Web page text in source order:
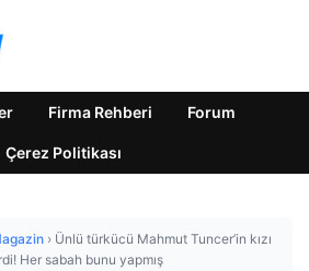
Firma Rehberi Forum
Çerez Politikası
› Ünlü türkücü Mahmut Tuncer’in kızı
Her sabah bunu yapmış